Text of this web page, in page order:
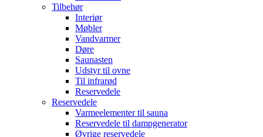
Tilbehør
Interiør
Møbler
Vandvarmer
Døre
Saunasten
Udstyr til ovne
Til infrarød
Reservedele
Reservedele
Varmeelementer til sauna
Reservedele til dampgenerator
Øvrige reservedele